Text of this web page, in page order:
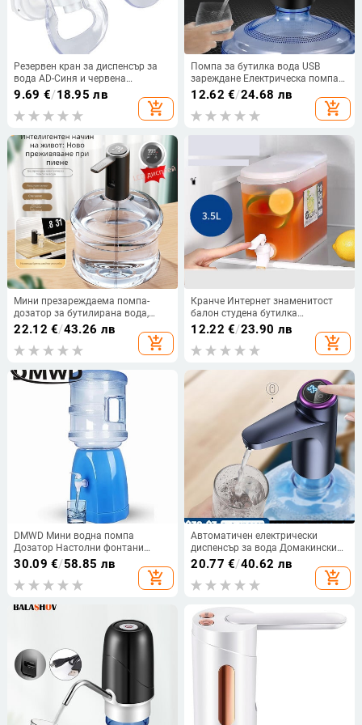
Резервен кран за диспенсър за
вода AD-Синя и червена
опаковка за кран за студена и
топла вода
9.69 €/18.95 лв
add_shopping_cart
Помпа за бутилка вода USB
зареждане Електрическа помпа
за диспенсър за вода
Автоматична помпа за вода за
бутилка Автоматичен
12.62 €/24.68 лв
add_shopping_cart
Мини презареждаема помпа-
дозатор за бутилирана вода,
модел AH-068, с докосване за
активиране, 8W, 3.7V
22.12 €/43.26 лв
add_shopping_cart
Кранче Интернет знаменитост
балон студена бутилка
регулиране контейнер може
напитка кола кисела слива супа
плодов чай бира бъчва с мляко
12.22 €/23.90 лв
add_shopping_cart
DMWD Мини водна помпа
Дозатор Настолни фонтани
Галон Бутилка за пиене
Превключвател Основа Държач
за кофа Ръчна преса Барел Кран
30.09 €/58.85 лв
add_shopping_cart
Автоматичен електрически
диспенсър за вода Домакински
Галон Бутилка за пиене
Превключвател Интелигентна
водна помпа Уреди за
20.77 €/40.62 лв
add_shopping_cart